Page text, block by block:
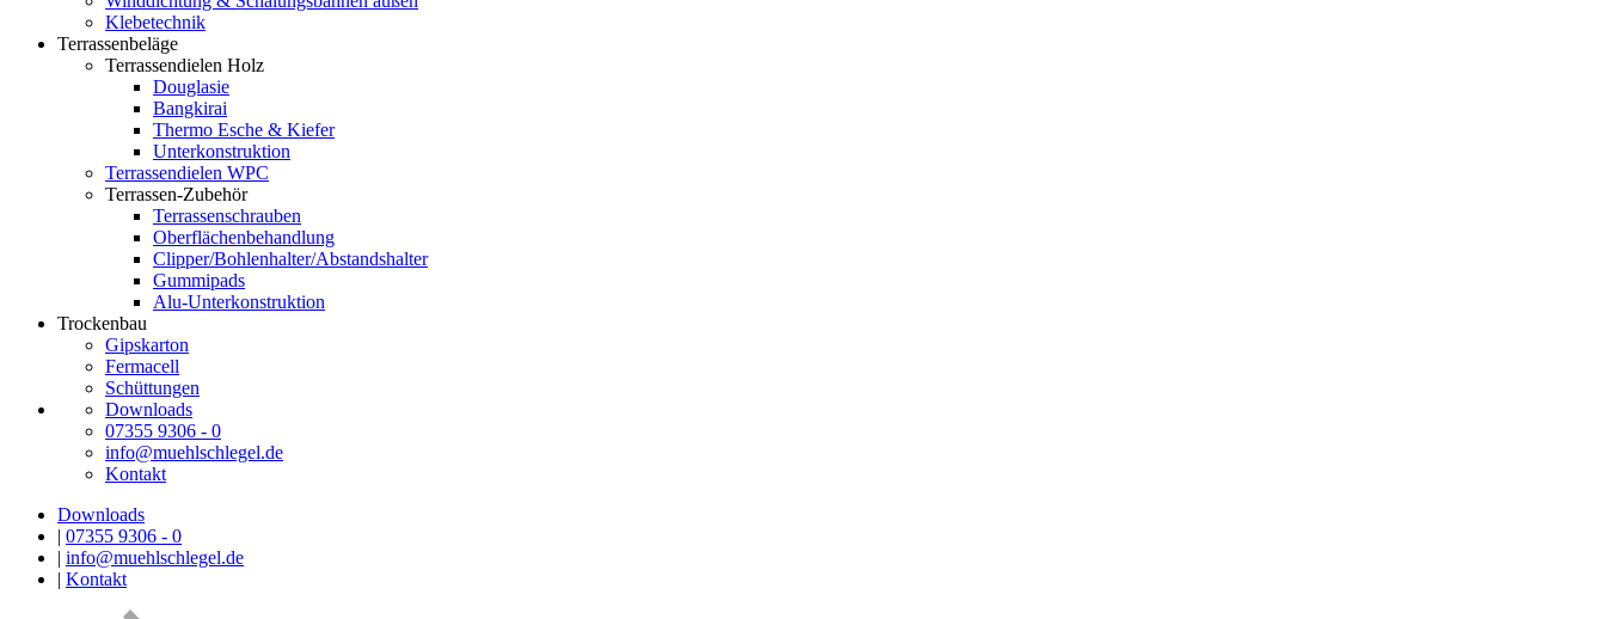
Klebetechnik
Terrassenbeläge
Terrassendielen Holz
Douglasie
Bangkirai
Thermo Esche & Kiefer
Unterkonstruktion
Terrassendielen WPC
Terrassen-Zubehör
Terrassenschrauben
Oberflächenbehandlung
Clipper/Bohlenhalter/Abstandshalter
Gummipads
Alu-Unterkonstruktion
Trockenbau
Gipskarton
Fermacell
Schüttungen
Downloads
07355 9306 - 0
info@muehlschlegel.de
Kontakt
Downloads
| 07355 9306 - 0
| info@muehlschlegel.de
| Kontakt